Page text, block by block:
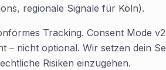
regionale Signale für Köln).
Tracking. Consent Mode
– nicht optional. Wir setzen dein
Risiken einzugehen.